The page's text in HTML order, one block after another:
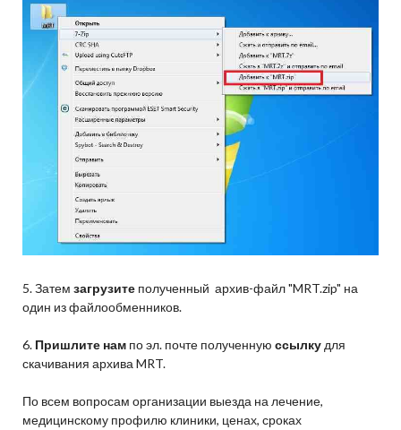
5. Затем загрузитеполученный архив-файл "MRT.zip" на
один из файлообменников.
6. Пришлите нампо эл. почте полученную ссылкудля
скачивания архива MRT.
По всем вопросам организации выезда на лечение,
медицинскому профилю клиники, ценах, сроках